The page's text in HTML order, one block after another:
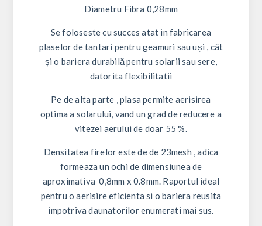
Diametru Fibra 0,28mm
Se foloseste cu succes atat in fabricarea
plaselor de tantari pentru geamuri sau uși , cât
și o bariera durabilă pentru solarii sau sere,
datorita flexibilitatii
Pe de alta parte , plasa permite aerisirea
optima a solarului, vand un grad de reducere a
vitezei aerului de doar 55 %.
Densitatea firelor este de de 23mesh , adica
formeaza un ochi de dimensiunea de
aproximativa 0,8mm x 0.8mm. Raportul ideal
pentru o aerisire eficienta si o bariera reusita
impotriva daunatorilor enumerati mai sus.